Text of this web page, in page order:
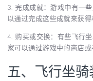
3. 完成成就：游戏中有一
以通过完成这些成就来获得
4. 购买或交换：有些飞行
家可以通过游戏中的商店
五、飞行坐